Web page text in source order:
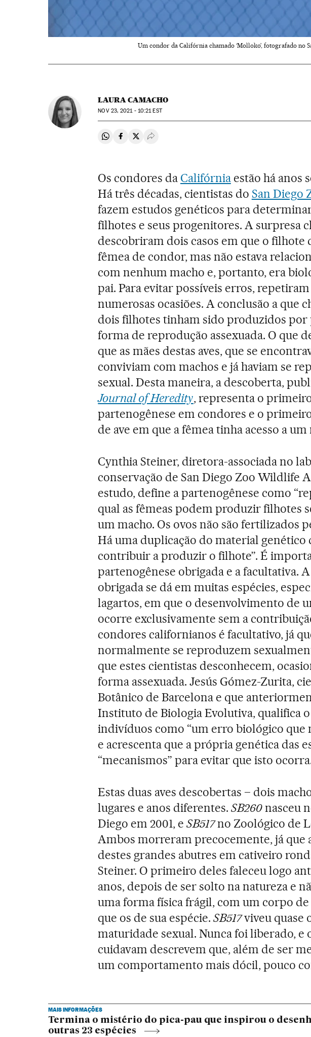
Um condor da Califórnia chamado ‘Molloko’, fotografado no
LAURA CAMACHO
NOV23, 2021 - 10:21EST
Compartir en Whatsapp
Compartir en Facebook
Compartir en Twitter
Desplegar Redes Sociales
Os condores da Califórniaestão há anos
Há três décadas, cientistas do San Diego
fazem estudos genéticos para
filhotes e seus progenitores. A surpresa
descobriram dois casos em que o filhote
fêmea de condor, mas não estava
com nenhum macho e, portanto, era
pai. Para evitar possíveis erros,
numerosas ocasiões. A conclusão a que
dois filhotes tinham sido produzidos por
forma de reprodução assexuada. O que
que as mães destas aves, que se
conviviam com machos e já haviam se
sexual. Desta maneira, a descoberta,
Journal of Heredity, representa o
partenogênese em condores e o
de ave em que a fêmea tinha acesso a um
Cynthia Steiner, diretora-associada no
conservação de San Diego Zoo Wildlife
estudo, define a partenogênese como
qual as fêmeas podem produzir filhotes
um macho. Os ovos não são fertilizados
Há uma duplicação do material genético
contribuir a produzir o filhote”. É
partenogênese obrigada e a facultativa.
obrigada se dá em muitas espécies,
lagartos, em que o desenvolvimento de
ocorre exclusivamente sem a
condores californianos é facultativo, já
normalmente se reproduzem
que estes cientistas desconhecem,
forma assexuada. Jesús Gómez-Zurita,
Botânico de Barcelona e que
Instituto de Biologia Evolutiva, qualifica
indivíduos como “um erro biológico que
e acrescenta que a própria genética das
“mecanismos” para evitar que isto
Estas duas aves descobertas – dois
lugares e anos diferentes. SB260nasceu
Diego em 2001, eSB517no Zoológico de
Ambos morreram precocemente, já que
destes grandes abutres em cativeiro
Steiner. O primeiro deles faleceu logo
anos, depois de ser solto na natureza e
uma forma física frágil, com um corpo
que os de sua espécie. SB517viveu quase
maturidade sexual. Nunca foi liberado, e
cuidavam descrevem que, além de ser
um comportamento mais dócil, pouco
MAIS INFORMAÇÕES
Termina o mistério do pica-pau que inspirou o
outras 23 espécies